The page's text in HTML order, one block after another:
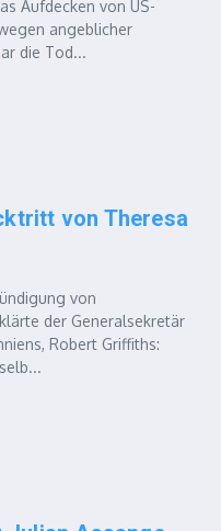
Aufdecken von US-
angeblicher
die Tod...
von Theresa
von
der Generalsekretär
Robert Griffiths: